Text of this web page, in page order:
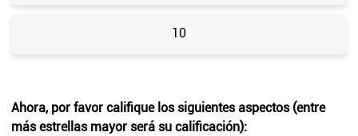
10
Ahora, por favor califique los siguientes aspectos (entre
más estrellas mayor será su calificación):